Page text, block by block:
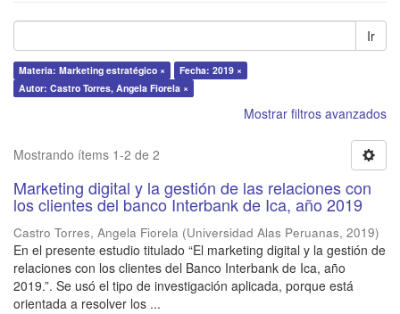
Ir
Materia: Marketing estratégico ×
Fecha: 2019 ×
Autor: Castro Torres, Angela Fiorela ×
Mostrar filtros avanzados
Mostrando ítems 1-2 de 2
Marketing digital y la gestión de las relaciones con
los clientes del banco Interbank de Ica, año 2019
Castro Torres, Angela Fiorela (Universidad Alas Peruanas, 2019)
En el presente estudio titulado “El marketing digital y la gestión de
relaciones con los clientes del Banco Interbank de Ica, año
2019.”. Se usó el tipo de investigación aplicada, porque está
orientada a resolver los ...